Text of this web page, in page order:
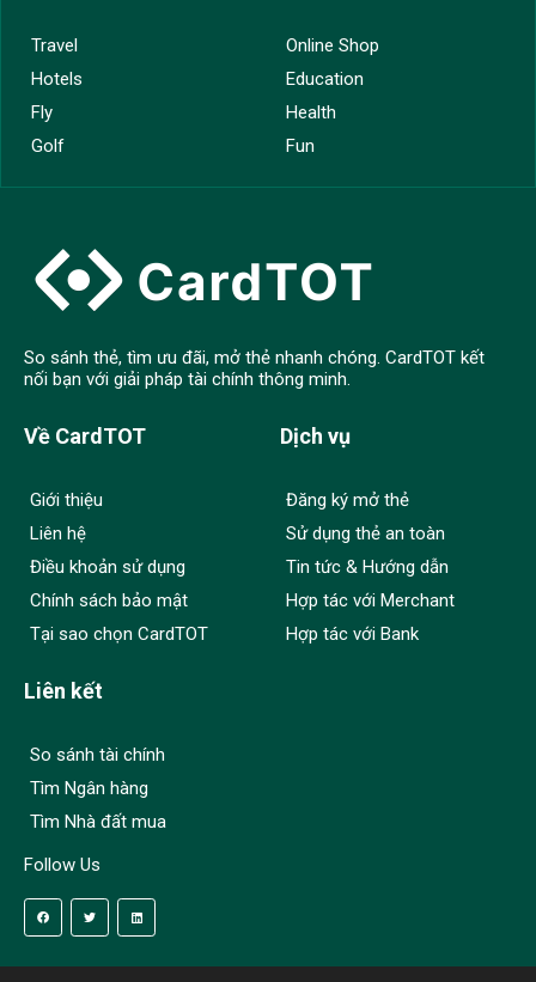
Travel
Hotels
Fly
Golf
Online Shop
Education
Health
Fun
So sánh thẻ, tìm ưu đãi, mở thẻ nhanh chóng. CardTOT kết
nối bạn với giải pháp tài chính thông minh.
Về CardTOT
Giới thiệu
Liên hệ
Điều khoản sử dụng
Chính sách bảo mật
Tại sao chọn CardTOT
Dịch vụ
Đăng ký mở thẻ
Sử dụng thẻ an toàn
Tin tức & Hướng dẫn
Hợp tác với Merchant
Hợp tác với Bank
Liên kết
So sánh tài chính
Tìm Ngân hàng
Tìm Nhà đất mua
Follow Us